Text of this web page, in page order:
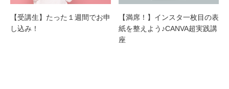
【受講生】たった１週間でお申
し込み！
【満席！】インスタ一枚目の表
紙を整えよう♪CANVA超実践講
座